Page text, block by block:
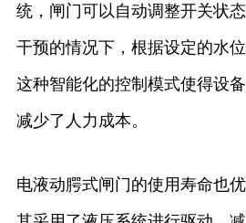
统，闸门可以自动调整开关状
干预的情况下，根据设定的水
这种智能化的控制模式使得设
减少了人力成本。
电液动腭式闸门的使用寿命也